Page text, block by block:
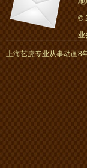
©
业
画
上海艺虎专业从事动画8